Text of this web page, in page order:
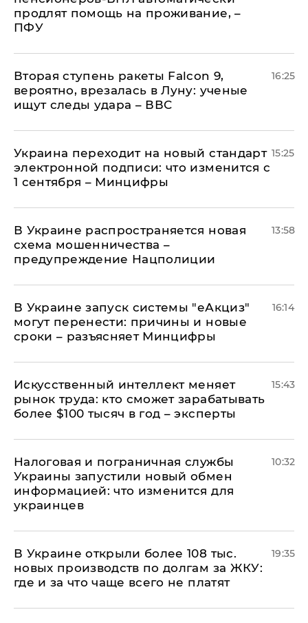
продлят помощь на проживание, –
ПФУ
Вторая ступень ракеты Falcon 9,
вероятно, врезалась в Луну: ученые
ищут следы удара – ВВС
16:25
Украина переходит на новый стандарт
электронной подписи: что изменится с
1 сентября – Минцифры
15:25
В Украине распространяется новая
схема мошенничества –
предупреждение Нацполиции
13:58
В Украине запуск системы "еАкциз"
могут перенести: причины и новые
сроки – разъясняет Минцифры
16:14
Искусственный интеллект меняет
рынок труда: кто сможет зарабатывать
более $100 тысяч в год – эксперты
15:43
Налоговая и пограничная службы
Украины запустили новый обмен
информацией: что изменится для
украинцев
10:32
В Украине открыли более 108 тыс.
новых производств по долгам за ЖКУ:
где и за что чаще всего не платят
19:35